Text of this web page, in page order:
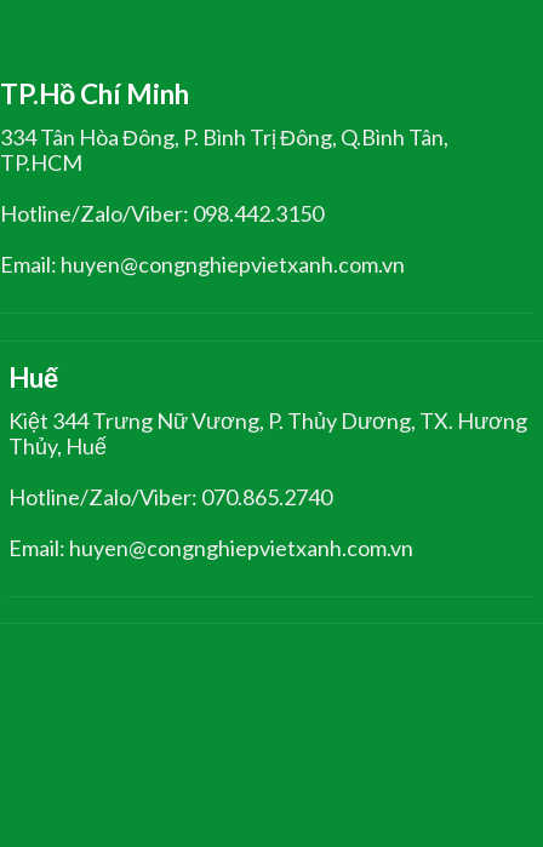
TP.Hồ Chí Minh
334 Tân Hòa Đông, P. Bình Trị Đông, Q.Bình Tân,
TP.HCM
Hotline/Zalo/Viber: 098.442.3150
Email: huyen@congnghiepvietxanh.com.vn
Huế
Kiệt 344 Trưng Nữ Vương, P. Thủy Dương, TX. Hương
Thủy, Huế
Hotline/Zalo/Viber: 070.865.2740
Email: huyen@congnghiepvietxanh.com.vn